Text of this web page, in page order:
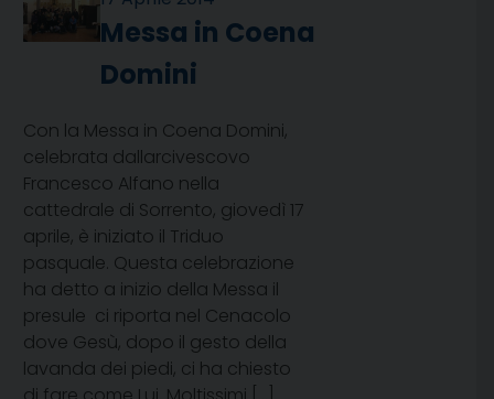
Messa in Coena
Domini
Con la Messa in Coena Domini,
celebrata dallarcivescovo
Francesco Alfano nella
cattedrale di Sorrento, giovedì 17
aprile, è iniziato il Triduo
pasquale. Questa celebrazione 
ha detto a inizio della Messa il
presule  ci riporta nel Cenacolo
dove Gesù, dopo il gesto della
lavanda dei piedi, ci ha chiesto